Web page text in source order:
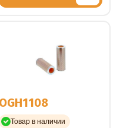
OGH1108
Товар в наличии